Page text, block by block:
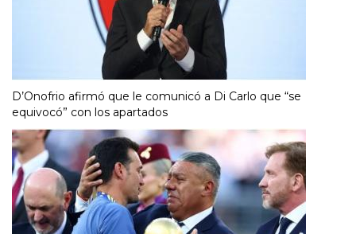
D’Onofrio afirmó que le comunicó a Di Carlo que “se
equivocó” con los apartados